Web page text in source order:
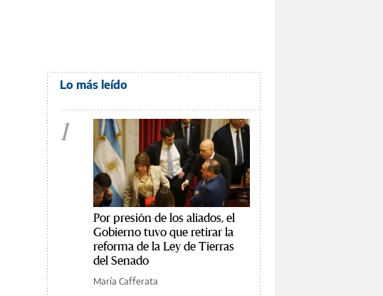
Lo más leído
1
Por presión de los aliados, el
Gobierno tuvo que retirar la
reforma de la Ley de Tierras
del Senado
María Cafferata